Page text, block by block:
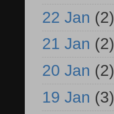
22 Jan (2)
21 Jan (2)
20 Jan (2)
19 Jan (3)